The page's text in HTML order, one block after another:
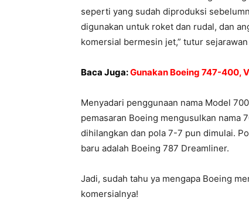
seperti yang sudah diproduksi
digunakan untuk roket dan rudal, dan
komersial bermesin jet,” tutur
Baca Juga:Gunakan Boeing 747-400,
Menyadari penggunaan nama Model
pemasaran Boeing mengusulkan nama
dihilangkan dan pola 7-7 pun dimulai.
baru adalah Boeing 787 Dreamliner.
Jadi, sudah tahu ya mengapa Boeing
komersialnya!